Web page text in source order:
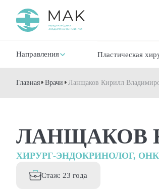
Направления Пластическая
Главная Врачи Ланщаков Кирилл
ЛАНЩАКОВ
ХИРУРГ-ЭНДОКРИНОЛОГ,
Стаж: 23 года